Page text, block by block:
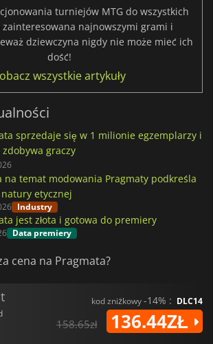
turniejów MTG do wszystkich
najnowszymi grami i
dziewczyna nigdy nie może mieć ich
dość!
wszystkie artykuły
sprzedaje się w 1 milionie egzemplarzy i
zdobywa graczy
na temat modowania Pragmaty podkreśla
etycznej
Industry
jest złota i gotowa do premiery
Data premiery
cena na Pragmata?
kod zniżkowy-14% : DLC14
158.65zł 136.44ZŁ